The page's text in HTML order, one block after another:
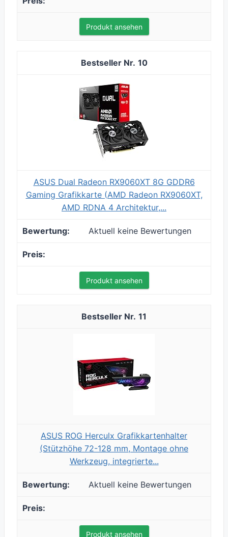
Produkt ansehen
10
ASUS Dual Radeon RX9060XT 8G GDDR6
Gaming Grafikkarte (AMD Radeon RX9060XT,
AMD RDNA 4 Architektur,...
Aktuell keine Bewertungen
Produkt ansehen
11
ASUS ROG Herculx Grafikkartenhalter
(Stützhöhe 72-128 mm, Montage ohne
Werkzeug, integrierte...
Aktuell keine Bewertungen
Produkt ansehen